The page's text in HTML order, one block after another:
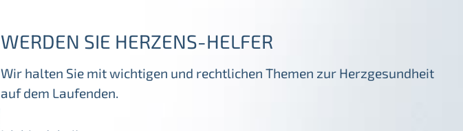
WERDEN SIE HERZENS-HELFER
Wir halten Sie mit wichtigen und rechtlichen Themen zur Herzgesundheit
auf dem Laufenden.